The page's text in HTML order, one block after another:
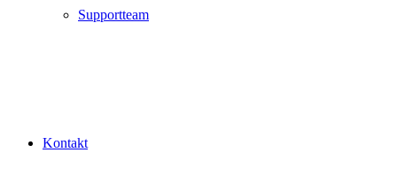
Supportteam
Kontakt